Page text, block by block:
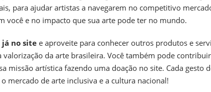
para ajudar artistas a navegarem no competitivo
você e no impacto que sua arte pode ter no mundo.
no sitee aproveite para conhecer outros produtos e
valorização da arte brasileira. Você também pode
missão artística fazendo uma doação no site. Cada gesto
mercado de arte inclusiva e a cultura nacional!